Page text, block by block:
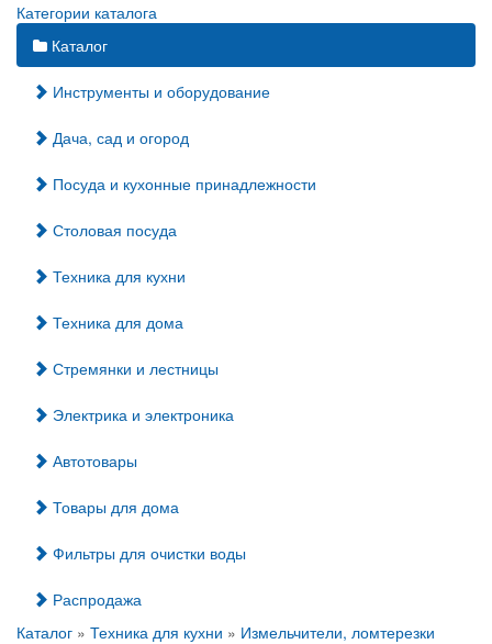
Категории каталога
Каталог
Инструменты и оборудование
Дача, сад и огород
Посуда и кухонные принадлежности
Столовая посуда
Техника для кухни
Техника для дома
Стремянки и лестницы
Электрика и электроника
Автотовары
Товары для дома
Фильтры для очистки воды
Распродажа
Каталог » Техника для кухни » Измельчители, ломтерезки